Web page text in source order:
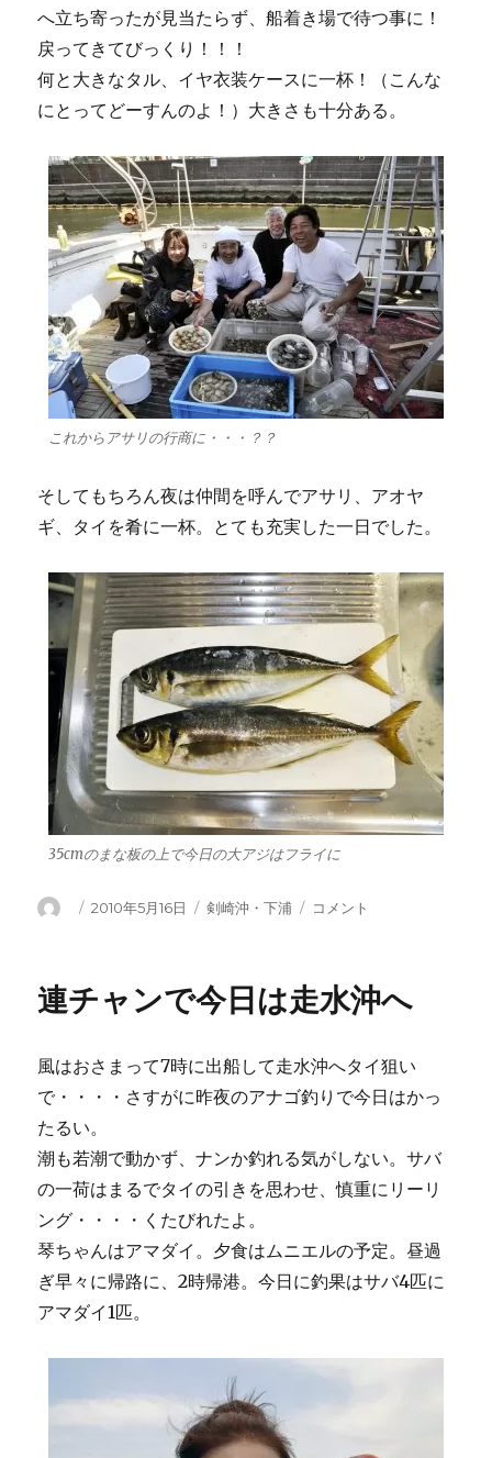
へ立ち寄ったが見当たらず、船着き場で待つ事に！
戻ってきてびっくり！！！
何と大きなタル、イヤ衣装ケースに一杯！（こんな
にとってどーすんのよ！）大きさも十分ある。
これからアサリの行商に・・・？？
そしてもちろん夜は仲間を呼んでアサリ、アオヤ
ギ、タイを肴に一杯。とても充実した一日でした。
35cmのまな板の上で今日の大アジはフライに
投 投
2010年5月16日
カ
ー
剣崎沖・下浦
剣
鯛
に
コメント
連チャンで今日は走水沖へ
風はおさまって7時に出船して走水沖へタイ狙い
で・・・・さすがに昨夜のアナゴ釣りで今日はかっ
たるい。
潮も若潮で動かず、ナンか釣れる気がしない。サバ
の一荷はまるでタイの引きを思わせ、慎重にリーリ
ング・・・・くたびれたよ。
琴ちゃんはアマダイ。夕食はムニエルの予定。昼過
ぎ早々に帰路に、2時帰港。今日に釣果はサバ4匹に
アマダイ1匹。